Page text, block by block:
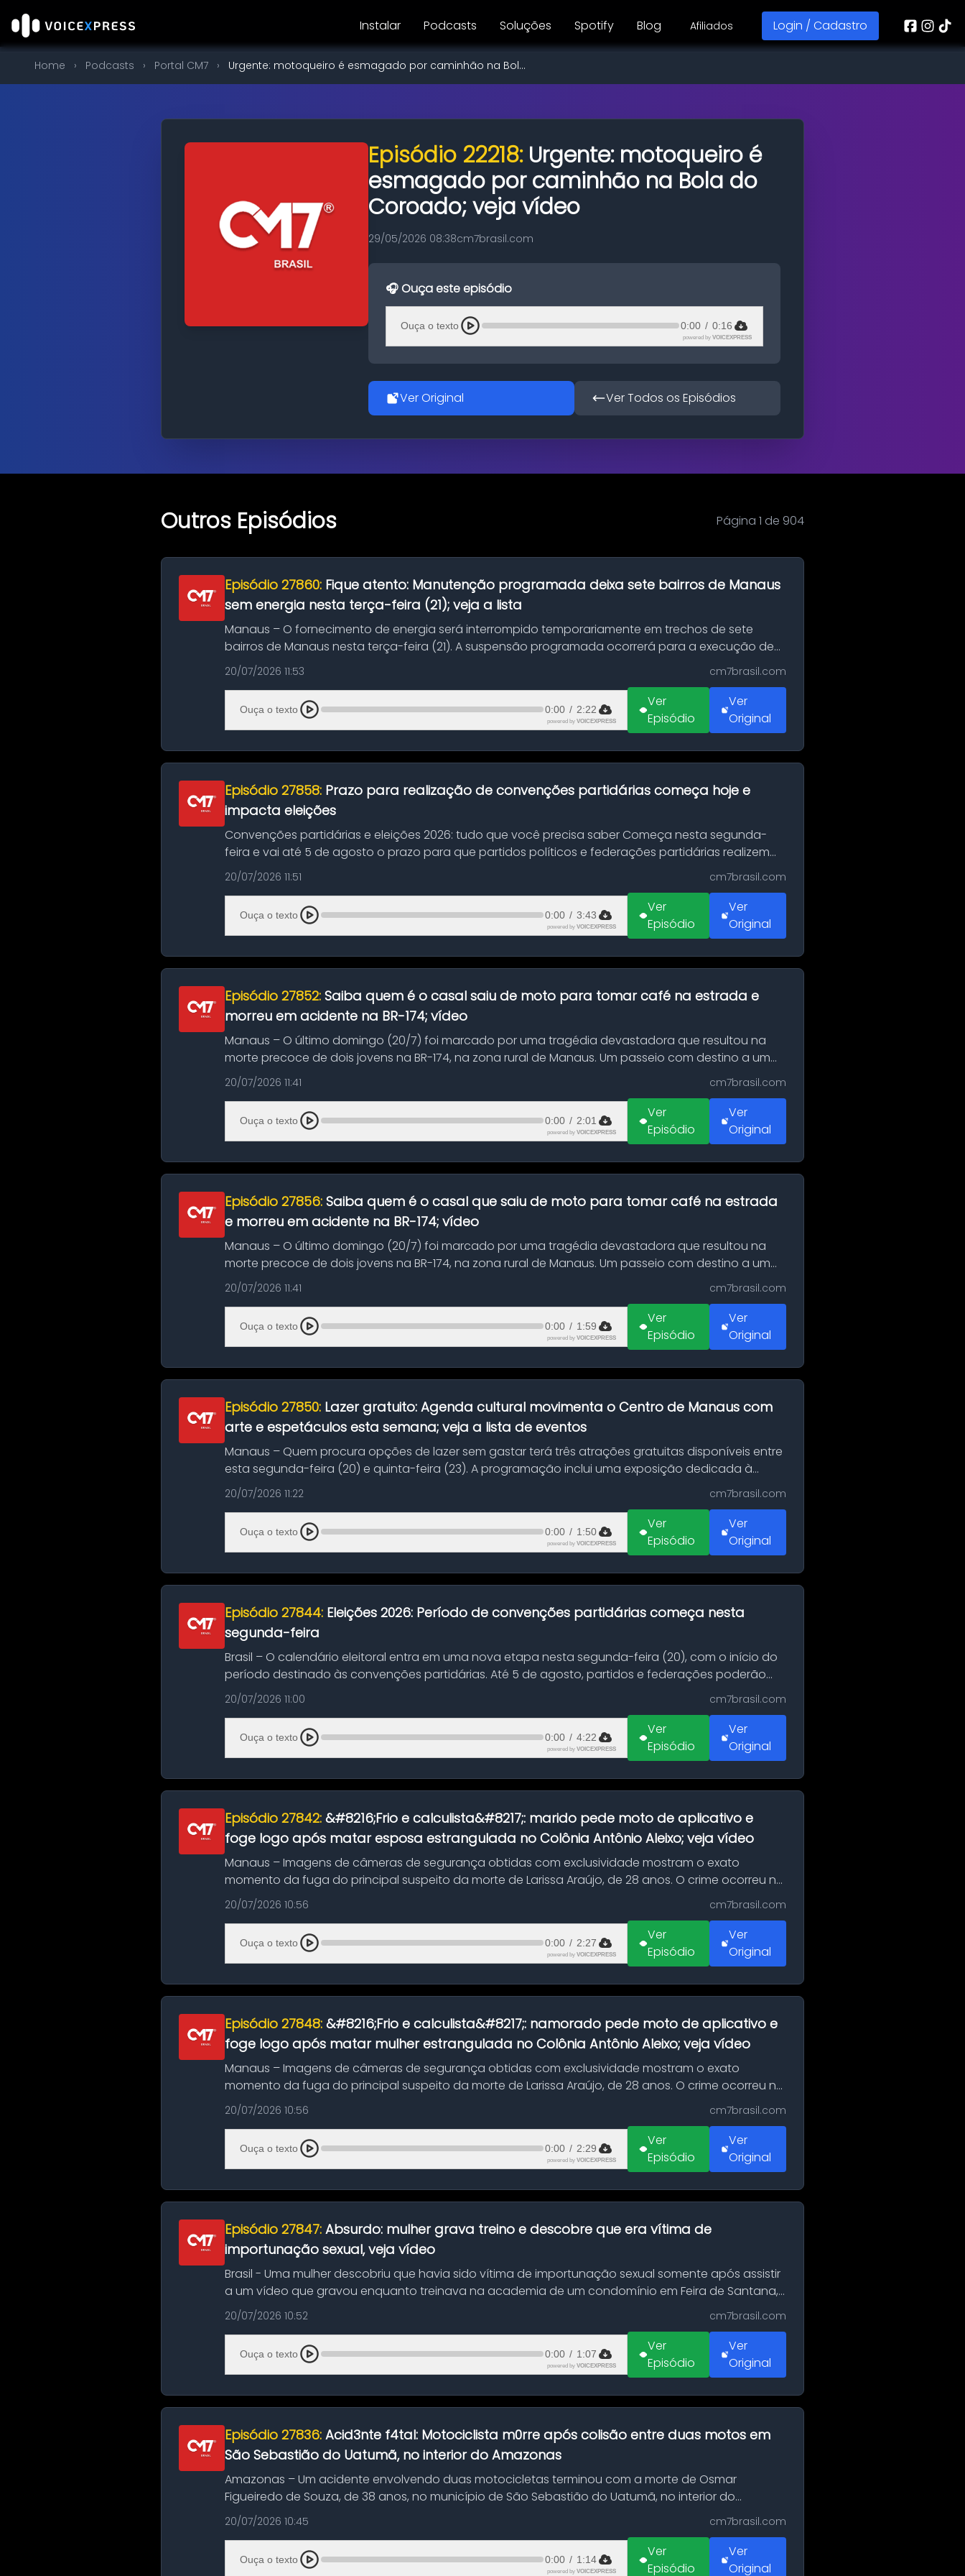
Instalar Podcasts Soluções Spotify Blog Afiliados Login / Cadastro
Home › Podcasts › Portal CM7 › Urgente: motoqueiro é esmagado por caminhão na Bol...
Episódio 22218: Urgente: motoqueiro é
esmagado por caminhão na Bola do
Coroado; veja vídeo
29/05/2026 08:38cm7brasil.com
🎧 Ouça este episódio
Ouça o texto 0:00 / 0:16
powered by VOICEXPRESS
Ver Original Ver Todos os Episódios
Outros Episódios Página 1 de 904
Episódio 27860: Fique atento: Manutenção programada deixa sete bairros de Manaus
sem energia nesta terça-feira (21); veja a lista
Manaus – O fornecimento de energia será interrompido temporariamente em trechos de sete
bairros de Manaus nesta terça-feira (21). A suspensão programada ocorrerá para a execução de
serviços de manuten...
20/07/2026 11:53 cm7brasil.com
Ouça o texto 0:00 / 2:22
powered by VOICEXPRESS
Ver
Episódio
Ver
Original
Episódio 27858: Prazo para realização de convenções partidárias começa hoje e
impacta eleições
Convenções partidárias e eleições 2026: tudo que você precisa saber Começa nesta segunda-
feira e vai até 5 de agosto o prazo para que partidos políticos e federações partidárias realizem
suas convençõ...
20/07/2026 11:51 cm7brasil.com
Ouça o texto 0:00 / 3:43
powered by VOICEXPRESS
Ver
Episódio
Ver
Original
Episódio 27852: Saiba quem é o casal saiu de moto para tomar café na estrada e
morreu em acidente na BR-174; vídeo
Manaus – O último domingo (20/7) foi marcado por uma tragédia devastadora que resultou na
morte precoce de dois jovens na BR-174, na zona rural de Manaus. Um passeio com destino a um
típico café regio...
20/07/2026 11:41 cm7brasil.com
Ouça o texto 0:00 / 2:01
powered by VOICEXPRESS
Ver
Episódio
Ver
Original
Episódio 27856: Saiba quem é o casal que saiu de moto para tomar café na estrada
e morreu em acidente na BR-174; vídeo
Manaus – O último domingo (20/7) foi marcado por uma tragédia devastadora que resultou na
morte precoce de dois jovens na BR-174, na zona rural de Manaus. Um passeio com destino a um
típico café regio...
20/07/2026 11:41 cm7brasil.com
Ouça o texto 0:00 / 1:59
powered by VOICEXPRESS
Ver
Episódio
Ver
Original
Episódio 27850: Lazer gratuito: Agenda cultural movimenta o Centro de Manaus com
arte e espetáculos esta semana; veja a lista de eventos
Manaus – Quem procura opções de lazer sem gastar terá três atrações gratuitas disponíveis entre
esta segunda-feira (20) e quinta-feira (23). A programação inclui uma exposição dedicada à
história das ...
20/07/2026 11:22 cm7brasil.com
Ouça o texto 0:00 / 1:50
powered by VOICEXPRESS
Ver
Episódio
Ver
Original
Episódio 27844: Eleições 2026: Período de convenções partidárias começa nesta
segunda-feira
Brasil – O calendário eleitoral entra em uma nova etapa nesta segunda-feira (20), com o início do
período destinado às convenções partidárias. Até 5 de agosto, partidos e federações poderão
oficializa...
20/07/2026 11:00 cm7brasil.com
Ouça o texto 0:00 / 4:22
powered by VOICEXPRESS
Ver
Episódio
Ver
Original
Episódio 27842: &#8216;Frio e calculista&#8217;: marido pede moto de aplicativo e
foge logo após matar esposa estrangulada no Colônia Antônio Aleixo; veja vídeo
Manaus – Imagens de câmeras de segurança obtidas com exclusividade mostram o exato
momento da fuga do principal suspeito da morte de Larissa Araújo, de 28 anos. O crime ocorreu na
noite deste último d...
20/07/2026 10:56 cm7brasil.com
Ouça o texto 0:00 / 2:27
powered by VOICEXPRESS
Ver
Episódio
Ver
Original
Episódio 27848: &#8216;Frio e calculista&#8217;: namorado pede moto de aplicativo e
foge logo após matar mulher estrangulada no Colônia Antônio Aleixo; veja vídeo
Manaus – Imagens de câmeras de segurança obtidas com exclusividade mostram o exato
momento da fuga do principal suspeito da morte de Larissa Araújo, de 28 anos. O crime ocorreu na
noite deste último d...
20/07/2026 10:56 cm7brasil.com
Ouça o texto 0:00 / 2:29
powered by VOICEXPRESS
Ver
Episódio
Ver
Original
Episódio 27847: Absurdo: mulher grava treino e descobre que era vítima de
importunação sexual, veja vídeo
Brasil - Uma mulher descobriu que havia sido vítima de importunação sexual somente após assistir
a um vídeo que gravou enquanto treinava na academia de um condomínio em Feira de Santana,
na Bahia. O c...
20/07/2026 10:52 cm7brasil.com
Ouça o texto 0:00 / 1:07
powered by VOICEXPRESS
Ver
Episódio
Ver
Original
Episódio 27836: Acid3nte f4tal: Motociclista m0rre após colisão entre duas motos em
São Sebastião do Uatumã, no interior do Amazonas
Amazonas – Um acidente envolvendo duas motocicletas terminou com a morte de Osmar
Figueiredo de Souza, de 38 anos, no município de São Sebastião do Uatumã, no interior do
Amazonas. A colisão ocorreu n...
20/07/2026 10:45 cm7brasil.com
Ouça o texto 0:00 / 1:14
powered by VOICEXPRESS
Ver
Episódio
Ver
Original